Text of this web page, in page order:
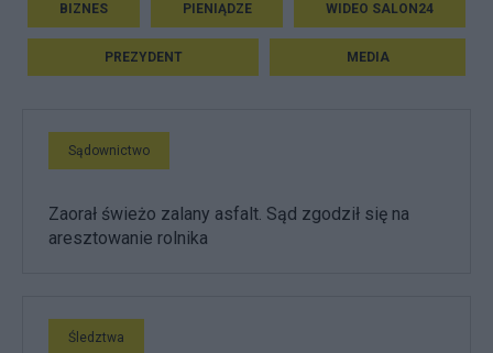
BIZNES PIENIĄDZE WIDEO SALON24
PREZYDENT MEDIA
Sądownictwo
Zaorał świeżo zalany asfalt. Sąd zgodził się na
aresztowanie rolnika
Śledztwa